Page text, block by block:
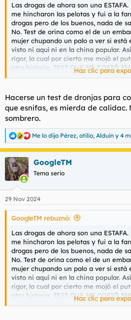
Las drogas de ahora son una
me hincharon las pelotas y fui a la
drogas pero de los buenos, nada de
No. Test de orina como el de un
mujer chupando un palo a ver si está
visto ni aquí ni en la china popular.
rigor, la cual por cierto me mojó el
otra historia. TEST QUE ME COSTÓ
de 10 drogas. Sólo me dio cocaína,
De todas formas me voy a dar un
birras (como ahora), porque no hay
eso, y yo no me voy a ir a la casa de
maricones con VIH, hepatitis C y un
Lo dicho, el problema es la puta
conlleva eso. Que es lo que le pasó a
el programa ese que te digo, llega a
LO MÁS AGRADABLE Y
estar descansada 30 veces, ahí creo
buscaba trabajo. Expongo entrevista.
para configurar cookies de terceros.
Para obtener información más
página de cookies.
Aceptar cookies de terceros
Haz clic para
Hacerse un test de dronjas para
que esnifas, es mierda de calidac.
sombrero.
R
e
a
c
c
i
e
s
Me lo dijo Pérez, otilio, Alduin y 4
GoogleTM
Tema serio
29 Nov 2024
GoogleTM rebuznó:
Las drogas de ahora son una
me hincharon las pelotas y fui a la
drogas pero de los buenos, nada de
No. Test de orina como el de un
mujer chupando un palo a ver si está
visto ni aquí ni en la china popular.
rigor, la cual por cierto me mojó el
otra historia. TEST QUE ME COSTÓ
de 10 drogas. Sólo me dio cocaína,
Haz clic para